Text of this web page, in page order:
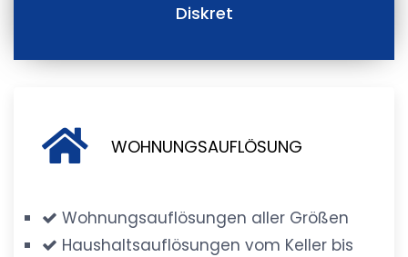
Diskret
WOHNUNGSAUFLÖSUNG
Wohnungsauflösungen aller Größen
Haushaltsauflösungen vom Keller bis